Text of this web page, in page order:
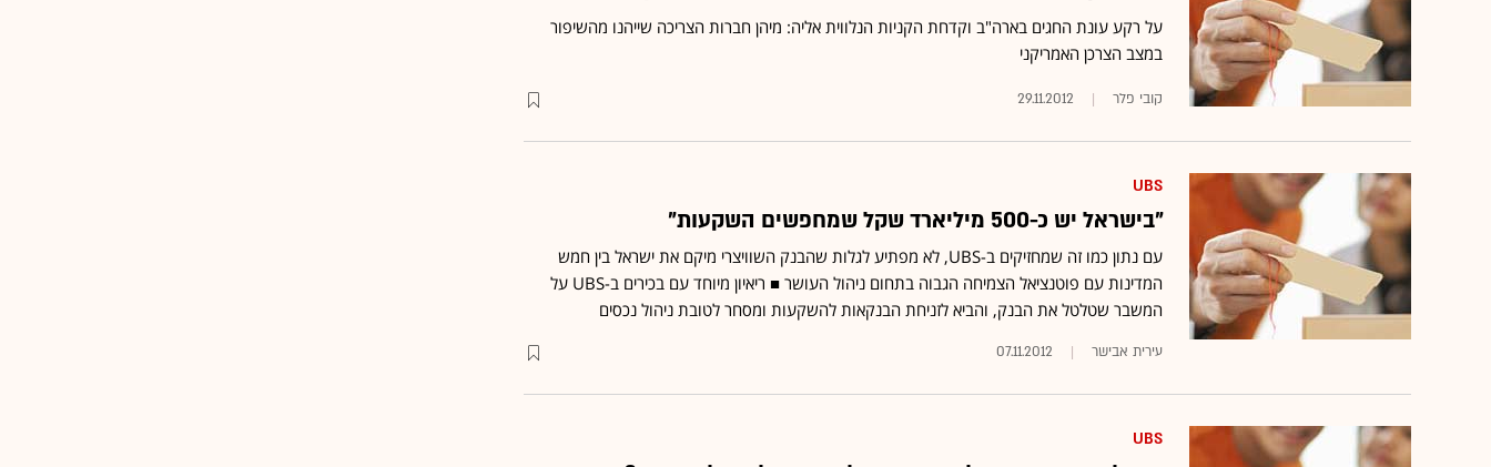
על רקע עונת החגים בארה"ב וקדחת הקניות הנלווית אליה: מיהן חברות הצריכה שייהנו מהשיפור
במצב הצרכן האמריקני
קובי פלר 29.11.2012
UBS
"בישראל יש כ-500 מיליארד שקל שמחפשים השקעות"
עם נתון כמו זה שמחזיקים ב-UBS, לא מפתיע לגלות שהבנק השוויצרי מיקם את ישראל בין חמש
המדינות עם פוטנציאל הצמיחה הגבוה בתחום ניהול העושר ■ ריאיון מיוחד עם בכירים ב-UBS על
המשבר שטלטל את הבנק, והביא לזניחת הבנקאות להשקעות ומסחר לטובת ניהול נכסים
עירית אבישר 07.11.2012
UBS